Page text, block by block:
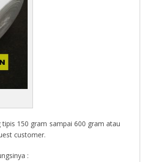
150 gram sampai 600 gram atau
customer.
: